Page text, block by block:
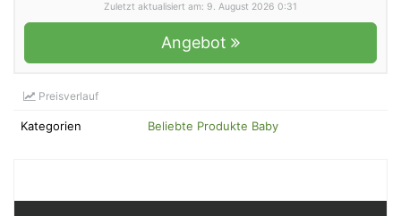
Zuletzt aktualisiert am: 9. August 2026 0:31
Angebot
Preisverlauf
Kategorien Beliebte Produkte Baby